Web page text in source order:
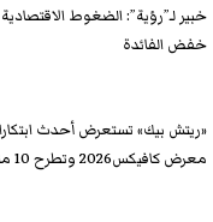
خبير لـ”رؤية”: الضغوط
خفض الفائدة
«ريتش بيك» تستعرض أحدث
معرض كافيكس2026 وتطرح 10 منتجات...